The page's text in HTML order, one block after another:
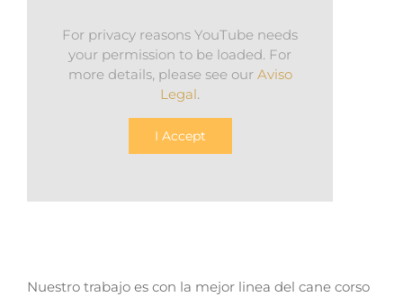
For privacy reasons YouTube needs
your permission to be loaded. For
more details, please see our Aviso
Legal.
I Accept
Nuestro trabajo es con la mejor linea del cane corso